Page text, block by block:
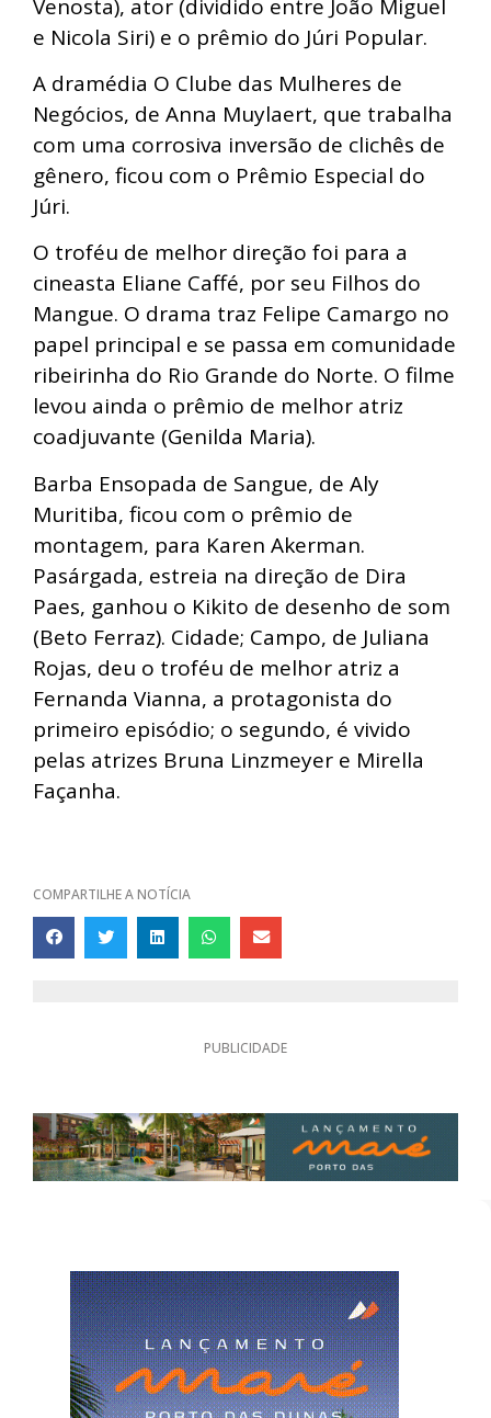
Venosta), ator (dividido entre João Miguel
e Nicola Siri) e o prêmio do Júri Popular.
A dramédia O Clube das Mulheres de
Negócios, de Anna Muylaert, que trabalha
com uma corrosiva inversão de clichês de
gênero, ficou com o Prêmio Especial do
Júri.
O troféu de melhor direção foi para a
cineasta Eliane Caffé, por seu Filhos do
Mangue. O drama traz Felipe Camargo no
papel principal e se passa em comunidade
ribeirinha do Rio Grande do Norte. O filme
levou ainda o prêmio de melhor atriz
coadjuvante (Genilda Maria).
Barba Ensopada de Sangue, de Aly
Muritiba, ficou com o prêmio de
montagem, para Karen Akerman.
Pasárgada, estreia na direção de Dira
Paes, ganhou o Kikito de desenho de som
(Beto Ferraz). Cidade; Campo, de Juliana
Rojas, deu o troféu de melhor atriz a
Fernanda Vianna, a protagonista do
primeiro episódio; o segundo, é vivido
pelas atrizes Bruna Linzmeyer e Mirella
Façanha.
COMPARTILHE A NOTÍCIA
PUBLICIDADE